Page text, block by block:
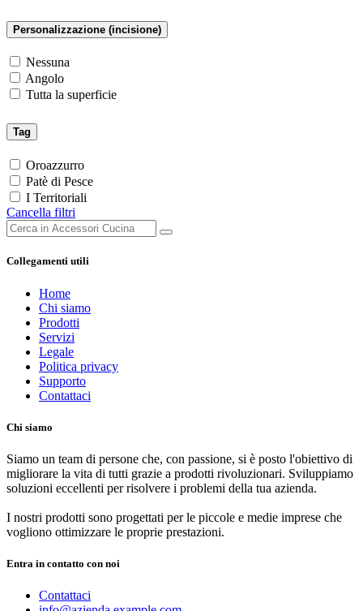
Personalizzazione (incisione)
Nessuna
Angolo
Tutta la superficie
Tag
Oroazzurro
Patè di Pesce
I Territoriali
Cancella filtri
Collegamenti utili
Home
Chi siamo
Prodotti
Servizi
Legale
Politica privacy
Supporto
Contattaci
Chi siamo
Siamo un team di persone che, con passione, si è posto l'obiettivo di
migliorare la vita di tutti grazie a prodotti rivoluzionari. Sviluppiamo
soluzioni eccellenti per risolvere i problemi della tua azienda.
I nostri prodotti sono progettati per le piccole e medie imprese che
vogliono ottimizzare le proprie prestazioni.
Entra in contatto con noi
Contattaci